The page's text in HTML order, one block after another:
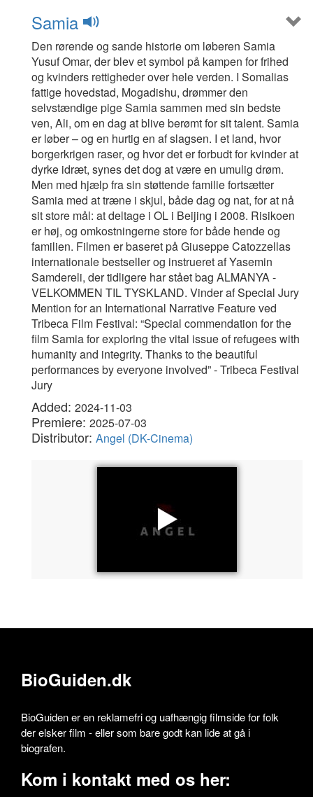
Samia
Den rørende og sande historie om løberen Samia
Yusuf Omar, der blev et symbol på kampen for frihed
og kvinders rettigheder over hele verden. I Somalias
fattige hovedstad, Mogadishu, drømmer den
selvstændige pige Samia sammen med sin bedste
ven, Ali, om en dag at blive berømt for sit talent. Samia
er løber – og en hurtig en af slagsen. I et land, hvor
borgerkrigen raser, og hvor det er forbudt for kvinder at
dyrke idræt, synes det dog at være en umulig drøm.
Men med hjælp fra sin støttende familie fortsætter
Samia med at træne i skjul, både dag og nat, for at nå
sit store mål: at deltage i OL i Beijing i 2008. Risikoen
er høj, og omkostningerne store for både hende og
familien. Filmen er baseret på Giuseppe Catozzellas
internationale bestseller og instrueret af Yasemin
Samdereli, der tidligere har stået bag ALMANYA -
VELKOMMEN TIL TYSKLAND. Vinder af Special Jury
Mention for an International Narrative Feature ved
Tribeca Film Festival: “Special commendation for the
film Samia for exploring the vital issue of refugees with
humanity and integrity. Thanks to the beautiful
performances by everyone involved” - Tribeca Festival
Jury
Added: 2024-11-03
Premiere: 2025-07-03
Distributor: Angel (DK-Cinema)
BioGuiden.dk
BioGuiden er en reklamefri og uafhængig filmside for folk
der elsker film - eller som bare godt kan lide at gå i
biografen.
Kom i kontakt med os her: